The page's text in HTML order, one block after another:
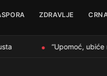
ZDRAVLJE
“Upomoć, ubiće